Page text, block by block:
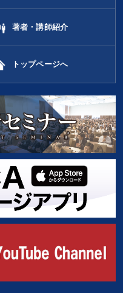
著者・講師紹介
トップページへ